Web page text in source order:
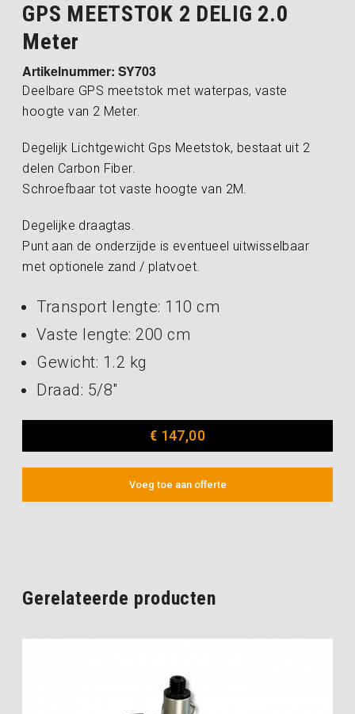
GPS MEETSTOK 2 DELIG 2.0
Meter
Artikelnummer: SY703
Deelbare GPS meetstok met waterpas, vaste
hoogte van 2 Meter.
Degelijk Lichtgewicht Gps Meetstok, bestaat uit 2
delen Carbon Fiber.
Schroefbaar tot vaste hoogte van 2M.
Degelijke draagtas.
Punt aan de onderzijde is eventueel uitwisselbaar
met optionele zand / platvoet.
Transport lengte: 110 cm
Vaste lengte: 200 cm
Gewicht: 1.2 kg
Draad: 5/8″
€ 147,00
Voeg toe aan offerte
Gerelateerde producten